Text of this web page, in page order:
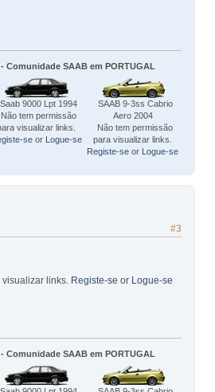
Comunidade SAAB em PORTUGAL
Saab 9000 Lpt 1994
Não tem permissão
visualizar links.
se or Logue-se
SAAB 9-3ss Cabrio
Aero 2004
Não tem permissão
para visualizar links.
Registe-se or Logue-se
#3
visualizar links. Registe-se or Logue-se
Comunidade SAAB em PORTUGAL